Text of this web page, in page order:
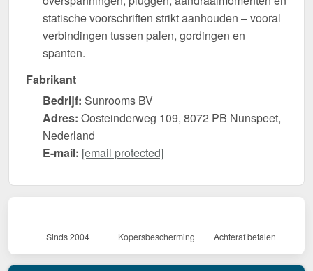
statische voorschriften strikt aanhouden – vooral
verbindingen tussen palen, gordingen en
spanten.
Fabrikant
Bedrijf: Sunrooms BV
Adres: Oosteinderweg 109, 8072 PB Nunspeet,
Nederland
E-mail: [email protected]
Sinds 2004 Kopersbescherming Achteraf betalen